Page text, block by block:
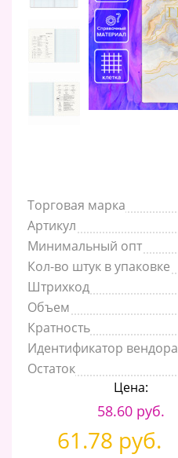
Торговая марка
Артикул
Минимальный опт
Кол-во штук в упаковке
Штрихкод
Объем
Кратность
Идентификатор вендора
Остаток
Цена:
58.60 руб.
61.78 руб.